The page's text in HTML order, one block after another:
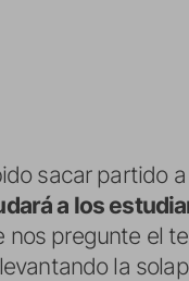
sacar partido
a los
pregunte el
la